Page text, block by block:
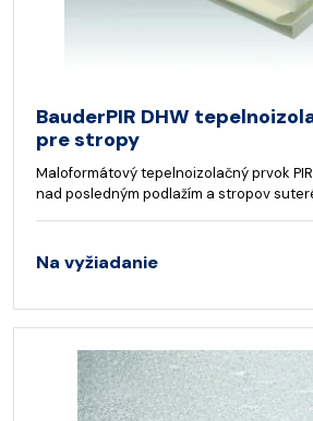
BauderPIR DHW
pre stropy
Maloformátový tepelnoizolačný prvok
nad posledným podlažím a stropov
Na vyžiadanie